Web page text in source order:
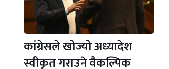
कांग्रेसले खोज्यो अध्यादेश
स्वीकृत गराउने वैकल्पिक